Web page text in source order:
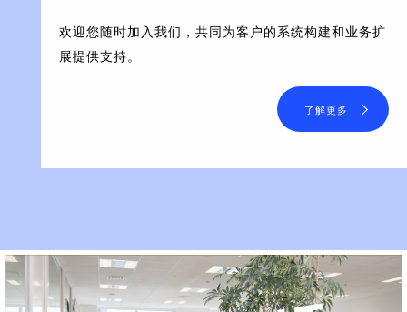
欢迎您随时加入我们，共同为客户的系统构建和业务扩
展提供支持。
了解更多